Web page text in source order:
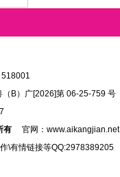
（B）广[2026]第 06-25-759 号
有 官网： www.aikangjian.net
\有情链接等QQ:2978389205